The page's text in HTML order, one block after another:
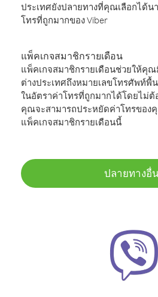
ประเทศยังปลายทางที่คุณเลือกได้น
โทรที่ถูกมากของ Viber
แพ็คเกจสมาชิกรายเดือน
แพ็คเกจสมาชิกรายเดือนช่วยให้คุณ
ต่างประเทศถึงหมายเลขโทรศัพท์
ในอัตราค่าโทรที่ถูกมากได้โดยไม่ต้
คุณจะสามารถประหยัดค่าโทรของ
แพ็คเกจสมาชิกรายเดือนนี้
ปลายทางอื่